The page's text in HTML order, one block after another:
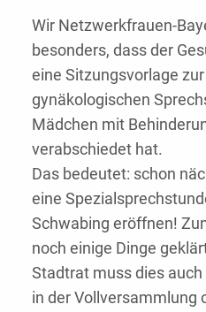
Wir Netzwerkfrauen-
besonders, dass der
eine Sitzungsvorlage
gynäkologischen
Mädchen mit
verabschiedet hat.
Das bedeutet: schon
eine
Schwabing eröffnen!
noch einige Dinge
Stadtrat muss dies
in der Vollversammlung